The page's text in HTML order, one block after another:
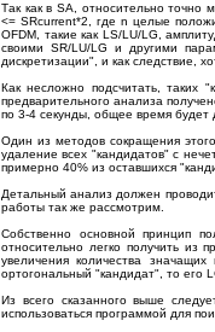
Так как в SA, относительно точно
<= SRcurrent*2, где n целые
OFDM, такие как LS/LU/LG,
своими SR/LU/LG и другими
дискретизации", и как следствие,
Как несложно подсчитать, таких
предварительного анализа
по 3-4 секунды, общее время будет
Один из методов сокращения
удаление всех "кандидатов" с
примерно 40% из оставшихся
Детальный анализ должен
работы так же рассмотрим.
Собственно основной принцип
относительно легко получить из
увеличения количества
ортогональный "кандидат", то его
Из всего сказанного выше
использоваться программой для